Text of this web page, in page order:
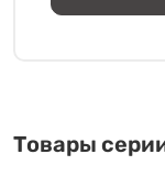
Товары